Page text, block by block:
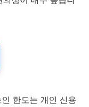
한도는 개인 신용